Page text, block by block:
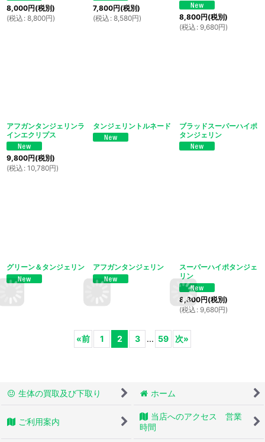
8,000円(税別)
(税込 : 8,800円)
7,800円(税別)
(税込 : 8,580円) 8,800円(税別)
(税込 : 9,680円)
アフガンタンジェリンラ
インエクリプス
9,800円(税別)
(税込 : 10,780円)
タンジェリントルネード
ブラッドスーパーハイポ
タンジェリン
グリーン＆タンジェリン アフガンタンジェリン
スーパーハイポタンジェ
リン
8,800円(税別)
(税込 : 9,680円)
«前 1 2 3 ... 59 次»
生体の買取及び下取り ホーム
ご利用案内
当店へのアクセス 営業
時間